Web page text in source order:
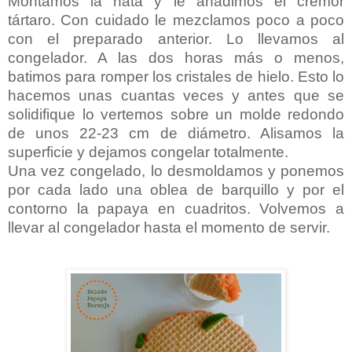
tártaro. Con cuidado le mezclamos poco a poco
con el preparado anterior. Lo llevamos al
congelador. A las dos horas más o menos,
batimos para romper los cristales de hielo. Esto lo
hacemos unas cuantas veces y antes que se
solidifique lo vertemos sobre un molde redondo
de unos 22-23 cm de diámetro. Alisamos la
superficie y dejamos congelar totalmente.
Una vez congelado, lo desmoldamos y ponemos
por cada lado una oblea de barquillo y por el
contorno la papaya en cuadritos. Volvemos a
llevar al congelador hasta el momento de servir.